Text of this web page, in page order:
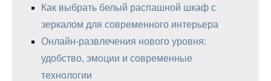
Как выбрать белый распашной шкаф с
зеркалом для современного интерьера
Онлайн-развлечения нового уровня:
удобство, эмоции и современные
технологии